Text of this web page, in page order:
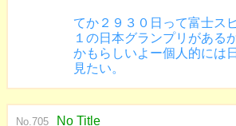
てか２９３０日って富士ス
１の日本グランプリがある
かもらしいよー個人的には
見たい。
No.705 No Title